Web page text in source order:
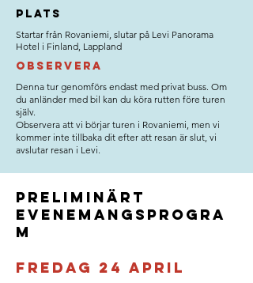
Plats
Startar från Rovaniemi, slutar på Levi Panorama
Hotel i Finland, Lappland
observera
Denna tur genomförs endast med privat buss. Om
du anländer med bil kan du köra rutten före turen
själv.
Observera att vi börjar turen i Rovaniemi, men vi
kommer inte tillbaka dit efter att resan är slut, vi
avslutar resan i Levi.
Preliminärt
evenemangsprogra
m
Fredag 24 april